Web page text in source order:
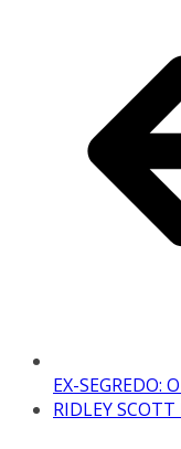
EX-SEGREDO:
RIDLEY